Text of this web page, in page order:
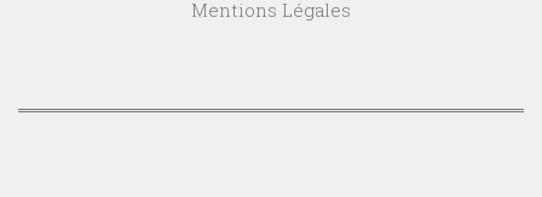
Mentions Légales